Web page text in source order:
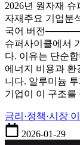
임
재
슈
퍼
사
이
클
핵
심
수
혜
기
2026년 원자재
자재주요 기업
국어 버전
슈퍼사이클에서
다. 이유는 단순
에너지 비용과 환
니다. 알루미늄
기업이 이 구조
금리·정책·시장
2026-01-29